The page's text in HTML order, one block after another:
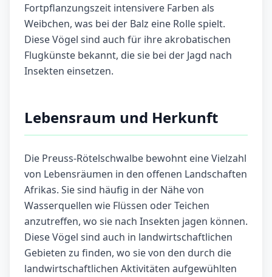
Fortpflanzungszeit intensivere Farben als
Weibchen, was bei der Balz eine Rolle spielt.
Diese Vögel sind auch für ihre akrobatischen
Flugkünste bekannt, die sie bei der Jagd nach
Insekten einsetzen.
Lebensraum und Herkunft
Die Preuss-Rötelschwalbe bewohnt eine Vielzahl
von Lebensräumen in den offenen Landschaften
Afrikas. Sie sind häufig in der Nähe von
Wasserquellen wie Flüssen oder Teichen
anzutreffen, wo sie nach Insekten jagen können.
Diese Vögel sind auch in landwirtschaftlichen
Gebieten zu finden, wo sie von den durch die
landwirtschaftlichen Aktivitäten aufgewühlten